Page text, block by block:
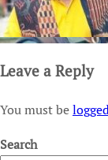
Leave a Reply
You must be
Search